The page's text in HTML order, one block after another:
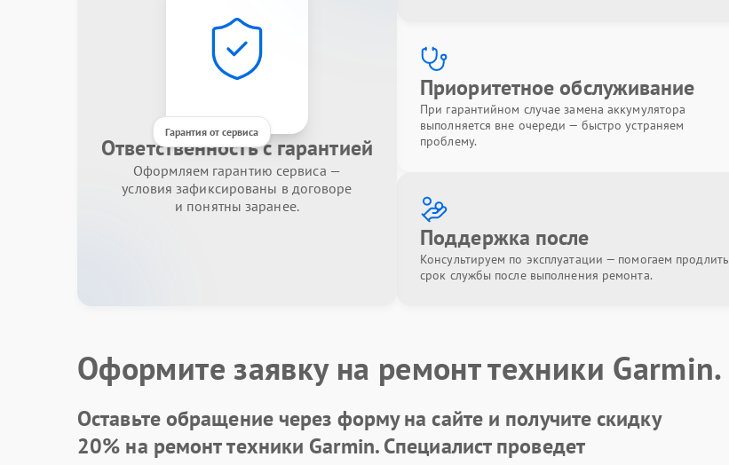
Гарантия от сервиса
Ответственность с гарантией
Оформляем гарантию сервиса —
условия зафиксированы в договоре
и понятны заранее.
Приоритетное обслуживание
При гарантийном случае замена аккумулятора
выполняется вне очереди — быстро устраняем
проблему.
Поддержка после
Консультируем по эксплуатации — помогаем продлить
срок службы после выполнения ремонта.
Оформите заявку на ремонт техники Garmin.
Оставьте обращение через форму на сайте и получите скидку
20% на ремонт техники Garmin. Специалист проведет